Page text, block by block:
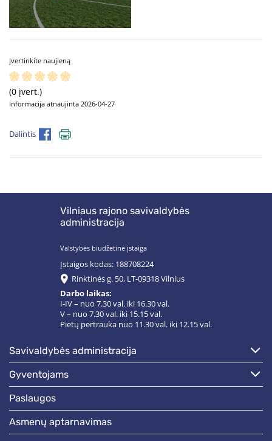
Įvertinkite naujieną
(0 įvert.)
Informacija atnaujinta 2026-04-27
Dalintis
Vilniaus rajono savivaldybės
administracija
Valstybės biudžetinė įstaiga
Įstaigos kodas: 188708224
Rinktinės g. 50, LT-09318 Vilnius
Darbo laikas:
I-IV – nuo 7.30 val. iki 16.30 val.
V – nuo 7.30 val. iki 15.15 val.
Pietų pertrauka nuo 11.30 val. iki 12.15 val.
savivaldybės administracija
gyventojams
paslaugos
asmenų aptarnavimas